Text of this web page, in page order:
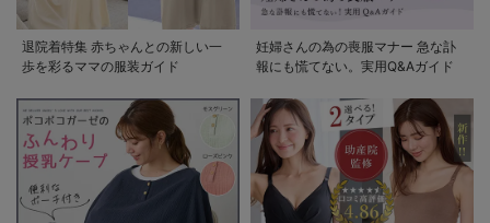
退院着特集 赤ちゃんとの新しい一
歩を彩るママの服装ガイド
妊婦さんの為の喪服マナー 急な訃
報にも慌てない。実用Q&Aガイド